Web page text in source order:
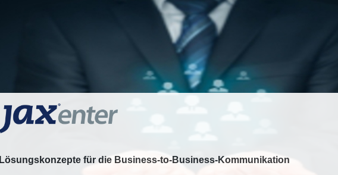
Lösungskonzepte für die Business-to-Business-Kommunikation